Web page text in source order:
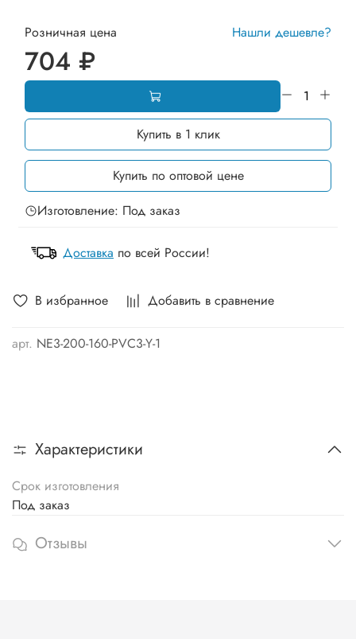
В избранное Добавить в сравнение
арт. NE3-200-160-PVC3-Y-1
Розничная цена Нашли дешевле?
704 ₽
Купить в 1 клик
Купить по оптовой цене
Изготовление: Под заказ
Доставка по всей России!
Характеристики
Срок изготовления
Под заказ
Отзывы